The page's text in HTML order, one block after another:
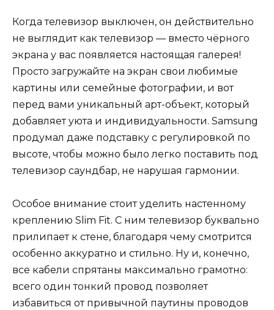
Когда телевизор выключен, он действительно
не выглядит как телевизор — вместо чёрного
экрана у вас появляется настоящая галерея!
Просто загружайте на экран свои любимые
картины или семейные фотографии, и вот
перед вами уникальный арт-объект, который
добавляет уюта и индивидуальности. Samsung
продумал даже подставку с регулировкой по
высоте, чтобы можно было легко поставить под
телевизор саундбар, не нарушая гармонии.
Особое внимание стоит уделить настенному
креплению Slim Fit. С ним телевизор буквально
прилипает к стене, благодаря чему смотрится
особенно аккуратно и стильно. Ну и, конечно,
все кабели спрятаны максимально грамотно:
всего один тонкий провод позволяет
избавиться от привычной паутины проводов